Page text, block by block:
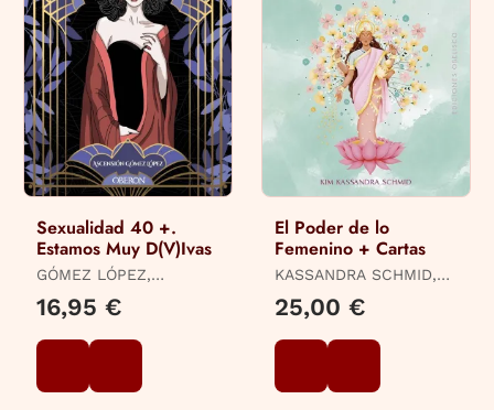
Sexualidad 40 +.
Estamos Muy D(V)Ivas
GÓMEZ LÓPEZ,
16,95 €
El Poder de lo
Femenino + Cartas
KASSANDRA SCHMID,
25,00 €